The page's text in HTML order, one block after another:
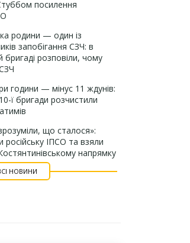
посилення
родини — один із
запобігання СЗЧ: в
бригаді розповіли, чому
години — мінус 11 ждунів:
ї бригади розчистили
що сталося»:
російську ІПСО та взяли
напрямку
НОВИНИ